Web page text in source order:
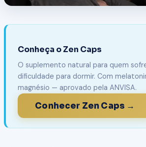
Conheça o Zen Caps
O suplemento natural para quem
dificuldade para dormir. Com
magnésio — aprovado pela ANVISA.
Conhecer Zen Caps →